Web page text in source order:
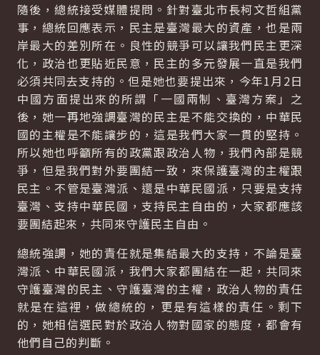
隨後，總統接受媒體提問。針對臺北市長柯文哲組黨
事，總統回應表示，民主是臺灣最大的資產，也是兩
岸最大的差別所在。良性的競爭可以讓我們民主更深
化，政治也更貼近民意，民主的多元發展一直是我們
必須共同去支持的。但是她也要提出來，今年1月2日
中國方面提出來的所謂「一國兩制、臺灣方案」之
後，她一再地強調臺灣的民主是不能交換的，中華民
國的主權是不能讓步的，這是我們大家一貫的堅持。
所以她也呼籲所有的政黨跟政治人物，我們內部是競
爭，但是我們對外要團結一致，來保護臺灣的主權跟
民主。不管是臺灣派、還是中華民國派，只要是支持
臺灣、支持中華民國，支持民主自由的，大家都應該
要團結起來，共同來守護民主自由。
總統強調，她的責任就是集結最大的支持，不論是臺
灣派、中華民國派，我們大家都團結在一起，共同來
守護臺灣的民主、守護臺灣的主權，政治人物的責任
就是在這裡，做總統的，更是有這樣的責任。剩下
的，她相信選民對於政治人物對國家的態度，都會有
他們自己的判斷。